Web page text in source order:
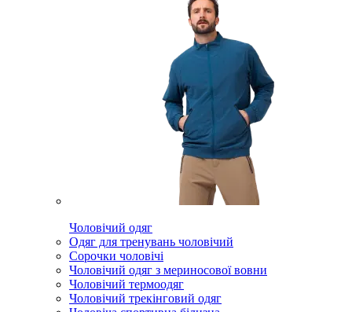
Чоловічий одяг
Одяг для тренувань чоловічий
Сорочки чоловічі
Чоловічий одяг з мериносової вовни
Чоловічий термоодяг
Чоловічий трекінговий одяг